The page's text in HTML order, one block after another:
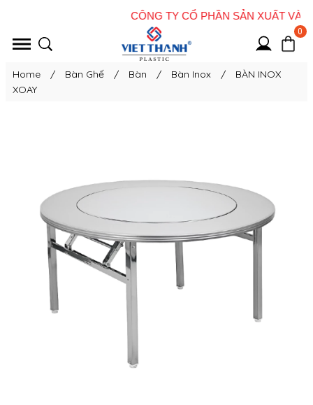
0
Home / Bàn Ghế / Bàn / Bàn Inox /
BÀN INOX
XOAY